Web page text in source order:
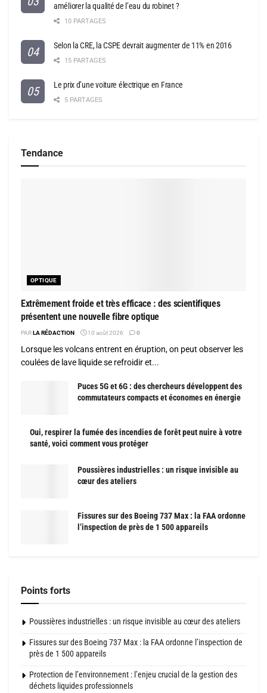
améliorer la qualité de l’eau du robinet ?
10 PARTAGES
Selon la CRE, la CSPE devrait augmenter de 11% en 2016
15 PARTAGES
Le prix d’une voiture électrique en France
5 PARTAGES
Tendance
OPTIQUE
Extrêmement froide et très efficace : des scientifiques
présentent une nouvelle fibre optique
PARLA RÉDACTION 10 août 2026 0
Lorsque les volcans entrent en éruption, on peut observer les
coulées de lave liquide se refroidir et...
Puces 5G et 6G : des chercheurs développent des
commutateurs compacts et économes en énergie
Oui, respirer la fumée des incendies de forêt peut nuire à votre
santé, voici comment vous protéger
Poussières industrielles : un risque invisible au
cœur des ateliers
Fissures sur des Boeing 737 Max : la FAA ordonne
l’inspection de près de 1 500 appareils
Points forts
Poussières industrielles : un risque invisible au cœur des ateliers
Fissures sur des Boeing 737 Max : la FAA ordonne l’inspection de
près de 1 500 appareils
Protection de l’environnement : l’enjeu crucial de la gestion des
déchets liquides professionnels